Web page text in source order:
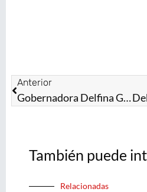
Anterior
Gobernadora Delfina Gómez transforma la educación en el EdoMéx con 120 mil becas y 3 millones de paquetes de útiles escolares
También puede
Relacionadas